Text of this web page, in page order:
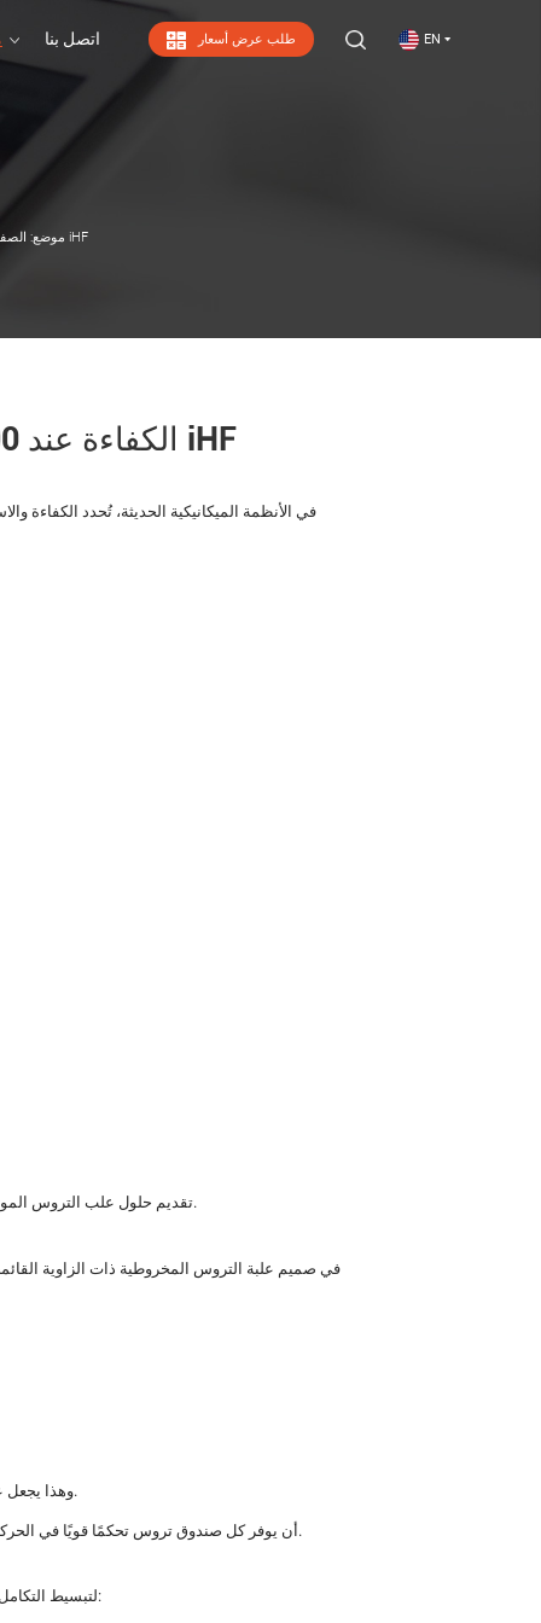
EN طلب عرض أسعار اتصل بنا
موضع: الكفاءة عند 90 درجة: ميزة التشويه الحلزوني في علب التروس لمجموعة iHF
الكفاءة عند 90 درجة: ميزة التشويه الحلزوني في علب التروس لمجموعة iHF
في الأنظمة الميكانيكية الحديثة، تُحدد الكفاءة
تقديم حلول علب التروس الموثوقة وعالية الأداء المصممة لتلبية متطلبات التطبيقات الصعبة.
في صميم علبة التروس المخروطية ذات الزاوية
وهذا يجعل علبة التروس مناسبة بشكل خاص للمعدات الآلية وأنظمة النقل وأدوات التشغيل والآلات الصناعية التي تتطلب كل من الاكتناز وعمر الخدمة الطويل.
من خلال دمج هندسة التروس المتقدمة والتصنيع الدقيق، تضمن مجموعة iHF أن يوفر كل صندوق تروس تحكمًا قويًا في الحركة بزاوية قائمة حتى في ظل التشغيل المستمر أو تحت الحمل العالي.
لتبسيط التكامل وتعزيز التوافق بين منصات الآلات، يتميز صندوق التروس المخروطي القائم بزاوية قائمة بعمود ذي شفة مربعة. يوفر هذا الهيكل العديد من المزايا: